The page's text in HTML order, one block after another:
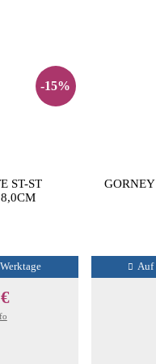
-15%
ST-ST
Auf